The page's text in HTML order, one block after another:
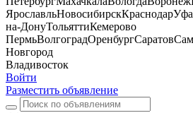
ЯрославльНовосибирскКраснодарУфа
на-ДонуТольяттиКемерово
ПермьВолгоградОренбургСаратов
Новгород
Владивосток
Войти
Разместить объявление